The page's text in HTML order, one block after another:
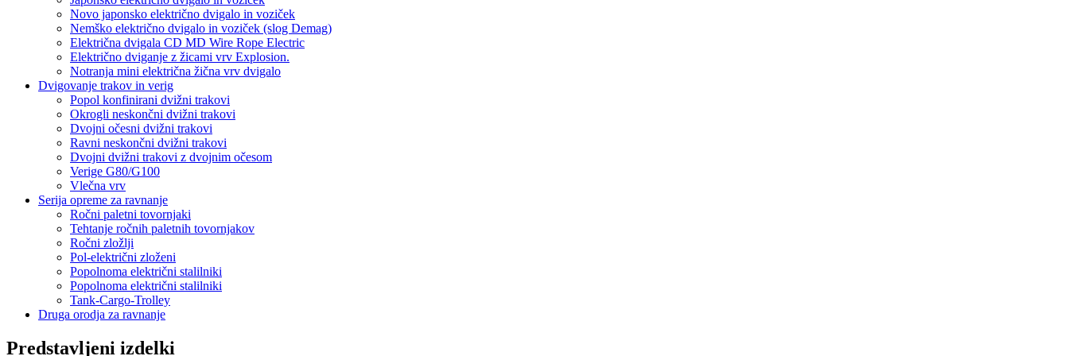
Novo japonsko električno dvigalo in voziček
Nemško električno dvigalo in voziček (slog Demag)
Električna dvigala CD MD Wire Rope Electric
Električno dviganje z žicami vrv Explosion.
Notranja mini električna žična vrv dvigalo
Dvigovanje trakov in verig
Popol konfinirani dvižni trakovi
Okrogli neskončni dvižni trakovi
Dvojni očesni dvižni trakovi
Ravni neskončni dvižni trakovi
Dvojni dvižni trakovi z dvojnim očesom
Verige G80/G100
Vlečna vrv
Serija opreme za ravnanje
Ročni paletni tovornjaki
Tehtanje ročnih paletnih tovornjakov
Ročni zložlji
Pol-električni zloženi
Popolnoma električni stalilniki
Popolnoma električni stalilniki
Tank-Cargo-Trolley
Druga orodja za ravnanje
Predstavljeni izdelki